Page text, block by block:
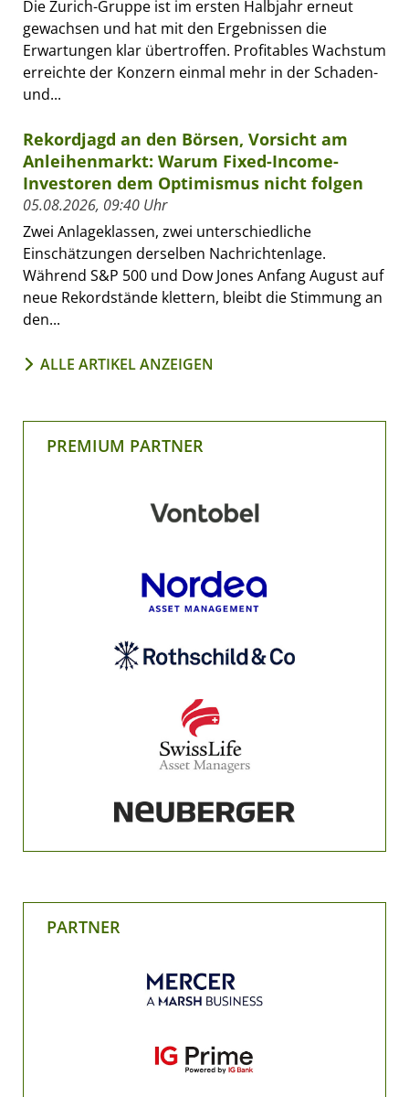
Die Zurich-Gruppe ist im ersten Halbjahr erneut
gewachsen und hat mit den Ergebnissen die
Erwartungen klar übertroffen. Profitables Wachstum
erreichte der Konzern einmal mehr in der Schaden-
und...
Rekordjagd an den Börsen, Vorsicht am
Anleihenmarkt: Warum Fixed-Income-
Investoren dem Optimismus nicht folgen
05.08.2026, 09:40 Uhr
Zwei Anlageklassen, zwei unterschiedliche
Einschätzungen derselben Nachrichtenlage.
Während S&P 500 und Dow Jones Anfang August auf
neue Rekordstände klettern, bleibt die Stimmung an
den...
ALLE ARTIKEL ANZEIGEN
PREMIUM PARTNER
PARTNER